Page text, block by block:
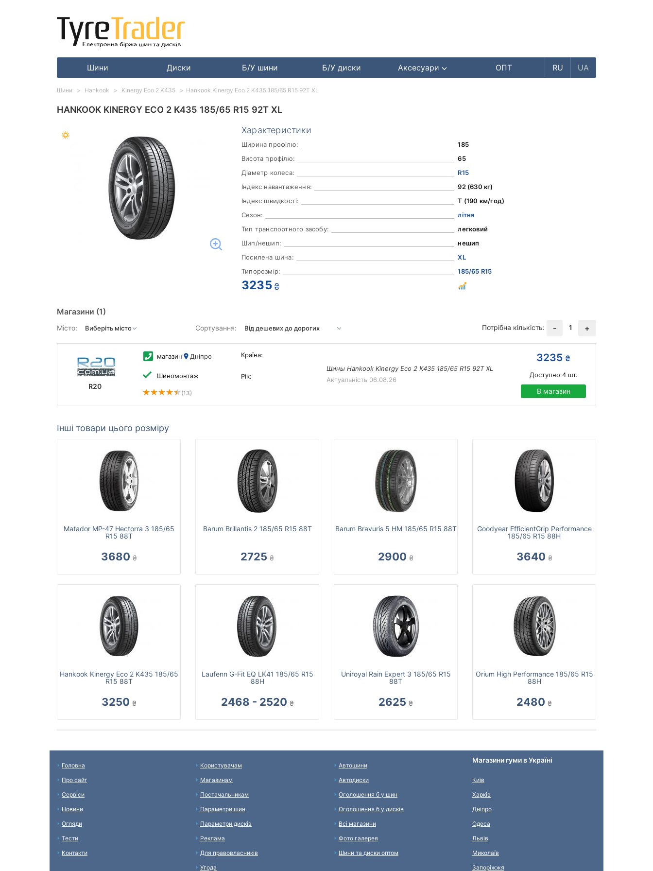
Шини Диски Б/У шини Б/У диски Аксесуари ОПТ RU UA
HANKOOK KINERGY ECO 2 K435 185/65 R15 92T XL
Характеристики
Ширина профілю:
185
Висота профілю:
65
Діаметр колеса:
R15
Індекс навантаження:
92 (630 кг)
Індекс швидкості:
T (190 км/год)
Сезон:
літня
Тип транспортного засобу:
легковий
Шип/нешип:
нешип
Посилена шина:
XL
Типорозмір:
185/65 R15
3235 ₴
Магазини (1)
Місто: Сортування: Потрібна кількість: - 1 +
R20
магазин Дніпро
Шиномонтаж
(13)
Країна:
Рік:
Шины Hankook Kinergy Eco 2 K435 185/65 R15 92T XL
Актуальність 06.08.26
3235 ₴
Доступно 4шт.
В магазин
Інші товари цього розміру
Matador MP-47 Hectorra 3 185/65
R15 88T
3680 ₴
Barum Brillantis 2 185/65 R15 88T
2725 ₴
Barum Bravuris 5 HM 185/65 R15 88T
2900 ₴
Goodyear EfficientGrip Performance
185/65 R15 88H
3640 ₴
Hankook Kinergy Eco 2 K435 185/65
R15 88T
3250 ₴
Laufenn G-Fit EQ LK41 185/65 R15
88H
2468 - 2520 ₴
Uniroyal Rain Expert 3 185/65 R15
88T
2625 ₴
Orium High Performance 185/65 R15
88H
2480 ₴
Шини Hankook Kinergy Eco 2 K435 Hankook Kinergy Eco 2 K435 185/65 R15 92T XL
Головна
Про сайт
Сервіси
Новини
Огляди
Тести
Контакти
Користувачам
Магазинам
Постачальникам
Параметри шин
Параметри дисків
Реклама
Для правовласників
Угода
Автошини
Автодиски
Оголошення б у шин
Оголошення б у дисків
Всі магазини
Фото галерея
Шини та диски оптом
Магазини гуми в Україні
Київ
Харків
Дніпро
Одеса
Львів
Миколаїв
Запоріжжя